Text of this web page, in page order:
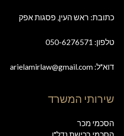
כתובת: ראש העין, פסגות אפק
טלפון: 050-6276571
דוא"ל: arielamirlaw@gmail.com
שירותי המשרד
הסכמי מכר